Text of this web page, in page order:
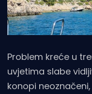
Problem kreće u
uvjetima slabe
konopi